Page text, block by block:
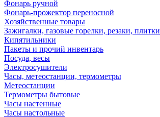
Фонарь ручной
Фонарь-прожектор переносной
Хозяйственные товары
Зажигалки, газовые горелки, резаки, плитки
Кипятильники
Пакеты и прочий инвентарь
Посуда, весы
Электросушители
Часы, метеостанции, термометры
Метеостанции
Термометры бытовые
Часы настенные
Часы настольные